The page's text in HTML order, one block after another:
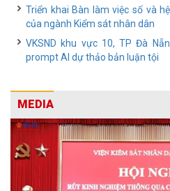
Triển khai Bàn làm việc số và
của ngành Kiểm sát nhân dân
VKSND khu vực 10, TP Đà
prompt AI dự thảo bản luận tội
MEDIA